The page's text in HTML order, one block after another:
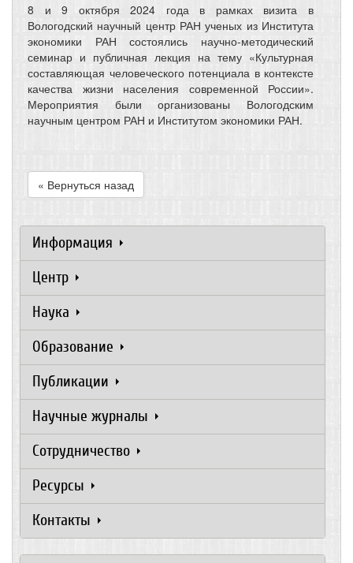
8 и 9 октября 2024 года в рамках визита в
Вологодский научный центр РАН ученых из Института
экономики РАН
состоялись научно-методический
семинар и публичная лекция на тему «Культурная
составляющая человеческого потенциала в контексте
качества жизни населения современной России».
Мероприятия были организованы Вологодским
научным центром РАН и Институтом экономики РАН.
« Вернуться назад
Информация
Центр
Наука
Образование
Публикации
Научные журналы
Сотрудничество
Ресурсы
Контакты